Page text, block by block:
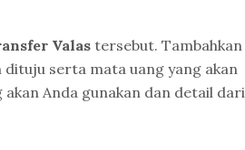
Valastersebut. Tambahkan
serta mata uang yang akan
Anda gunakan dan detail dari